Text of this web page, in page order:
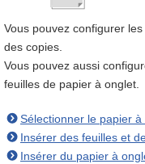
Vous pouvez configurer
des copies.
Vous pouvez aussi
feuilles de papier à onglet.
Sélectionner le papier
Insérer des feuilles et
Insérer du papier à